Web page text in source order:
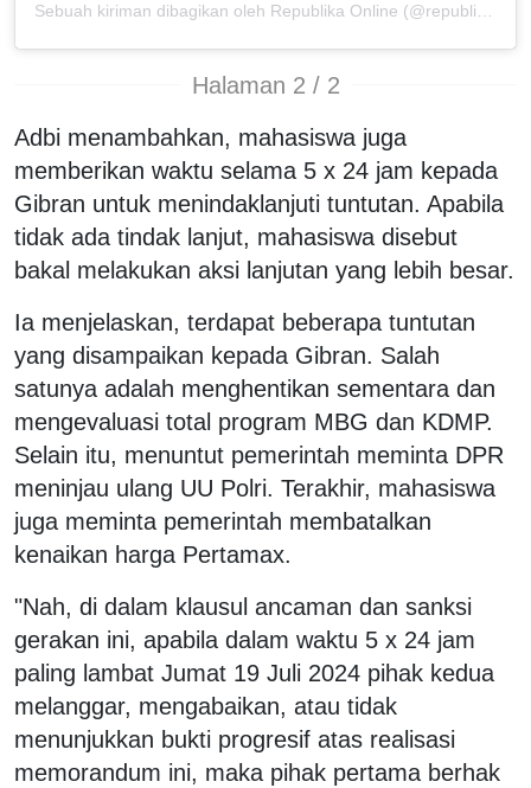
Sebuah kiriman dibagikan oleh Republika Online (@republikaonline)
Halaman 2 / 2
Adbi menambahkan, mahasiswa juga
memberikan waktu selama 5 x 24 jam kepada
Gibran untuk menindaklanjuti tuntutan. Apabila
tidak ada tindak lanjut, mahasiswa disebut
bakal melakukan aksi lanjutan yang lebih besar.
Ia menjelaskan, terdapat beberapa tuntutan
yang disampaikan kepada Gibran. Salah
satunya adalah menghentikan sementara dan
mengevaluasi total program MBG dan KDMP.
Selain itu, menuntut pemerintah meminta DPR
meninjau ulang UU Polri. Terakhir, mahasiswa
juga meminta pemerintah membatalkan
kenaikan harga Pertamax.
"Nah, di dalam klausul ancaman dan sanksi
gerakan ini, apabila dalam waktu 5 x 24 jam
paling lambat Jumat 19 Juli 2024 pihak kedua
melanggar, mengabaikan, atau tidak
menunjukkan bukti progresif atas realisasi
memorandum ini, maka pihak pertama berhak